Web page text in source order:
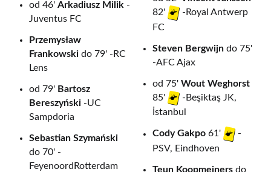
od 46' Arkadiusz Milik -
Juventus FC
Przemysław
Frankowski do 79' -RC
Lens
od 79' Bartosz
Bereszyński -UC
Sampdoria
Sebastian Szymański
do 70' -
FeyenoordRotterdam
82'
-Royal Antwerp
FC
Steven Bergwijn do 75'
-AFC Ajax
od 75' Wout Weghorst
85'
-Beşiktaş JK,
İstanbul
Cody Gakpo 61'
-
PSV, Eindhoven
Teun Koopmeiners do